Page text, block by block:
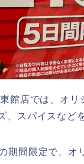
館店では、オ
スパイスなど
期間限定で、オ